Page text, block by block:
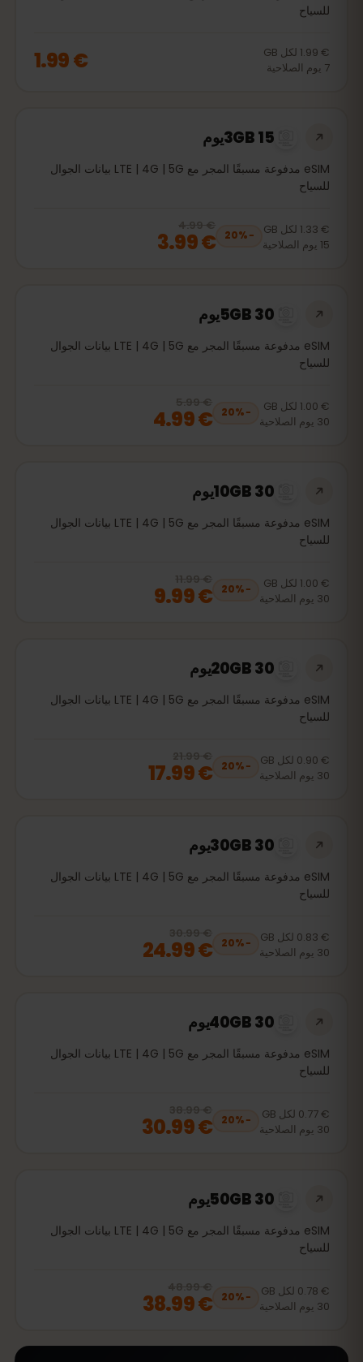
للسياح
€ 1.99 لكل GB
7 يوم الصلاحية € 1.99
3GB 15يوم
eSIM مدفوعة مسبقًا المجر مع LTE | 4G | 5G بيانات الجوال
للسياح
€ 1.33 لكل GB
15 يوم الصلاحية
−
20%
20% off, was
€ 3.99 € 4.99
€ 3.99
5GB 30يوم
eSIM مدفوعة مسبقًا المجر مع LTE | 4G | 5G بيانات الجوال
للسياح
€ 1.00 لكل GB
30 يوم الصلاحية
−
20%
20% off, was
€ 4.99 € 5.99
€ 4.99
10GB 30يوم
eSIM مدفوعة مسبقًا المجر مع LTE | 4G | 5G بيانات الجوال
للسياح
€ 1.00 لكل GB
30 يوم الصلاحية
−
20%
20% off, was
€ 9.99 € 11.99
€ 9.99
20GB 30يوم
eSIM مدفوعة مسبقًا المجر مع LTE | 4G | 5G بيانات الجوال
للسياح
€ 0.90 لكل GB
30 يوم الصلاحية
−
20%
20% off, was
€ 17.99 € 21.99
€ 17.99
30GB 30يوم
eSIM مدفوعة مسبقًا المجر مع LTE | 4G | 5G بيانات الجوال
للسياح
€ 0.83 لكل GB
30 يوم الصلاحية
−
20%
20% off, was
€ 24.99 € 30.99
€ 24.99
40GB 30يوم
eSIM مدفوعة مسبقًا المجر مع LTE | 4G | 5G بيانات الجوال
للسياح
€ 0.77 لكل GB
30 يوم الصلاحية
−
20%
20% off, was
€ 30.99 € 38.99
€ 30.99
50GB 30يوم
eSIM مدفوعة مسبقًا المجر مع LTE | 4G | 5G بيانات الجوال
للسياح
€ 0.78 لكل GB
30 يوم الصلاحية
−
20%
20% off, was
€ 38.99 € 48.99
€ 38.99